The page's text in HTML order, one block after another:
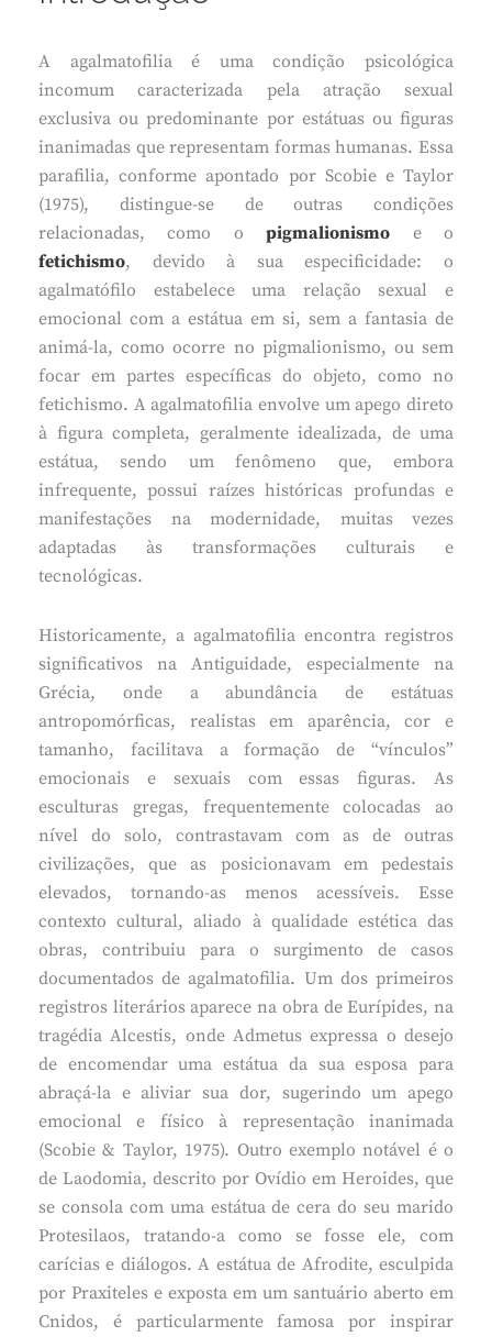
A agalmatofilia é uma condição psicológica
incomum caracterizada pela atração sexual
exclusiva ou predominante por estátuas ou figuras
inanimadas que representam formas humanas. Essa
parafilia, conforme apontado por Scobie e Taylor
(1975), distingue-se de outras condições
relacionadas, como opigmalionismo e o
fetichismo, devido à sua especificidade: o
agalmatófilo estabelece uma relação sexual e
emocional com a estátua em si, sem a fantasia de
animá-la, como ocorre no pigmalionismo, ou sem
focar em partes específicas do objeto, como no
fetichismo. A agalmatofilia envolve um apego direto
à figura completa, geralmente idealizada, de uma
estátua, sendo um fenômeno que, embora
infrequente, possui raízes históricas profundas e
manifestações na modernidade, muitas vezes
adaptadas às transformações culturais e
tecnológicas.
Historicamente, a agalmatofilia encontra registros
significativos na Antiguidade, especialmente na
Grécia, onde a abundância de estátuas
antropomórficas, realistas em aparência, cor e
tamanho, facilitava a formação de “vínculos”
emocionais e sexuais com essas figuras. As
esculturas gregas, frequentemente colocadas ao
nível do solo, contrastavam com as de outras
civilizações, que as posicionavam em pedestais
elevados, tornando-as menos acessíveis. Esse
contexto cultural, aliado à qualidade estética das
obras, contribuiu para o surgimento de casos
documentados de agalmatofilia. Um dos primeiros
registros literários aparece na obra de Eurípides, na
tragédia Alcestis, onde Admetus expressa o desejo
de encomendar uma estátua da sua esposa para
abraçá-la e aliviar sua dor, sugerindo um apego
emocional e físico à representação inanimada
(Scobie & Taylor, 1975). Outro exemplo notável é o
de Laodomia, descrito por Ovídio em Heroides, que
se consola com uma estátua de cera do seu marido
Protesilaos, tratando-a como se fosse ele, com
carícias e diálogos. A estátua de Afrodite, esculpida
por Praxiteles e exposta em um santuário aberto em
Cnidos, é particularmente famosa por inspirar